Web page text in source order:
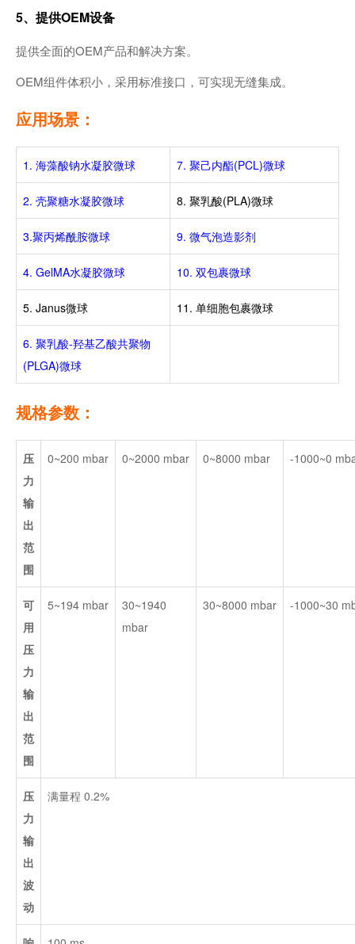
5、提供OEM设备
提供全面的OEM产品和解决方案。
OEM组件体积小，采用标准接口，可实现无缝集成。
应用场景：
1. 海藻酸钠水凝胶微球 7. 聚己内酯(PCL)微球
2. 壳聚糖水凝胶微球 8. 聚乳酸(PLA)微球
3.聚丙烯酰胺微球 9. 微气泡造影剂
4. GelMA水凝胶微球 10. 双包裹微球
5. Janus微球 11. 单细胞包裹微球
6. 聚乳酸-羟基乙酸共聚物
(PLGA)微球
规格参数：
压
力
输
出
范
围
0~200 mbar 0~2000 mbar 0~8000 mbar -1000~0
可
用
压
力
输
出
范
围
5~194 mbar
30~1940
mbar
30~8000 mbar -1000~30
压
力
输
出
波
动
满量程 0.2%